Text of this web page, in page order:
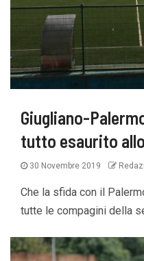
Giugliano-
tutto esaurito
30 Novembre 2019
Che la sfida con il
tutte le compagini della